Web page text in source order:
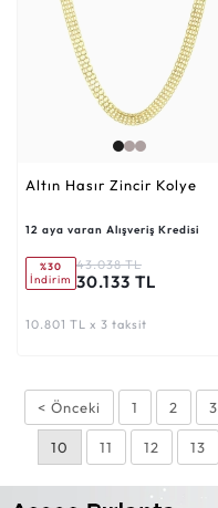
Altın Hasır Zincir Kolye
12 aya varan Alışveriş Kredisi
%30
İndirim
43.038 TL
30.133 TL
10.801 TL x 3 taksit
< Önceki 1 2 3
10 11 12 13